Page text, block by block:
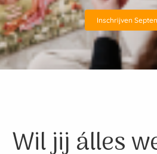
Inschrijven
Wil jij álles
kan de
niet
te